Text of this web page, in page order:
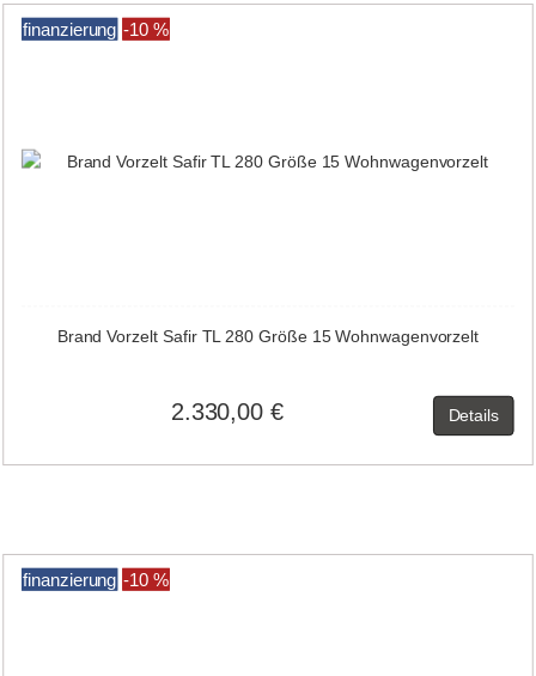
finanzierung -10 %
Brand Vorzelt Safir TL 280 Größe 15 Wohnwagenvorzelt
2.330,00 € Details
finanzierung -10 %